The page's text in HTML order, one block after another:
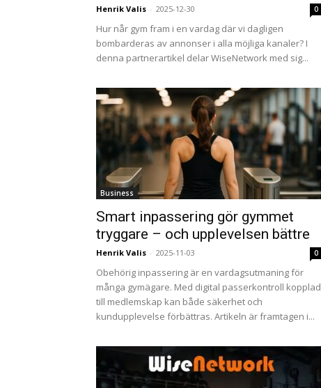
Henrik Valis - 2025-12-30 0
Hur når gym fram i en vardag där vi dagligen
bombarderas av annonser i alla möjliga kanaler? I
denna partnerartikel delar WiseNetwork med sig...
Business
Smart inpassering gör gymmet
tryggare – och upplevelsen bättre
Henrik Valis - 2025-11-03 0
Obehörig inpassering är en vardagsutmaning för
många gymägare. Med digital passerkontroll kopplad
till medlemskap kan både säkerhet och
kundupplevelse förbättras. Artikeln är framtagen i...